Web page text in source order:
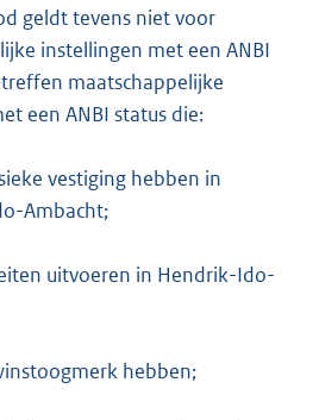
geldt tevens niet voor
instellingen met een ANBI
maatschappelijke
een ANBI status die:
vestiging hebben in
Ambacht;
uitvoeren in Hendrik-Ido-
hebben;